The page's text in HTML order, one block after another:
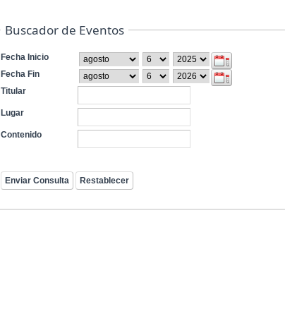
Buscador de Eventos
Fecha Inicio
Fecha Fin
Titular
Lugar
Contenido